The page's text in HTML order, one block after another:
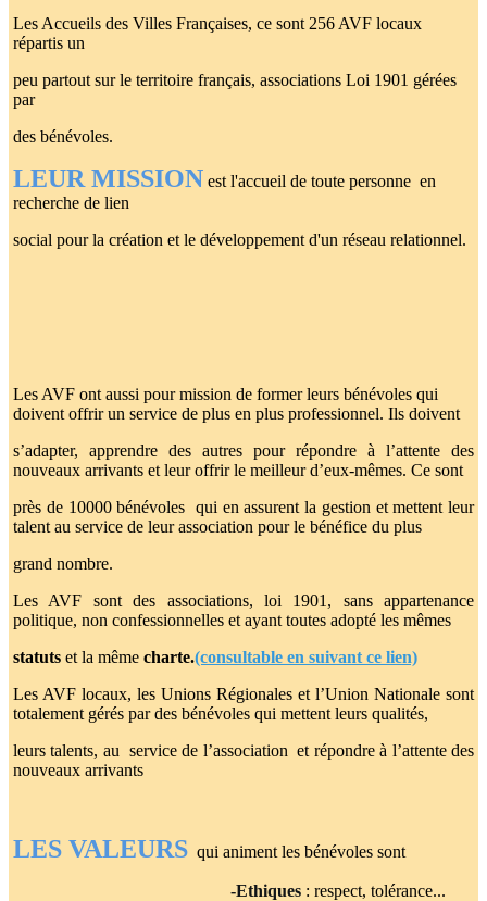
Les Accueils des Villes Françaises, ce sont 256 AVF locaux
répartis un
peu partout sur le territoire français, associations Loi 1901 gérées
par
des bénévoles.
LEUR MISSION est l'accueil de toute personne en
recherche de lien
social pour la création et le développement d'un réseau relationnel.
Les AVF ont aussi pour mission de former leurs bénévoles qui
doivent offrir un service de plus en plus professionnel. Ils doivent
s’adapter, apprendre des autres pour répondre à l’attente des
nouveaux arrivants et leur offrir le meilleur d’eux-mêmes. Ce sont
près de 10000 bénévoles qui en assurent la gestion et mettent leur
talent au service de leur association pour le bénéfice du plus
grand nombre.
Les AVF sont des associations, loi 1901, sans appartenance
politique, non confessionnelles et ayant toutes adopté les mêmes
statuts et la même charte.(consultable en suivant ce lien)
Les AVF locaux, les Unions Régionales et l’Union Nationale sont
totalement gérés par des bénévoles qui mettent leurs qualités,
leurs talents, au service de l’association et répondre à l’attente des
nouveaux arrivants
LES VALEURS qui animent les bénévoles sont
-Ethiques : respect, tolérance...